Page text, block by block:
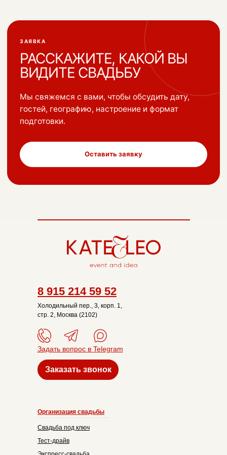
ЗАЯВКА
РАССКАЖИТЕ, КАКОЙ ВЫ
ВИДИТЕ СВАДЬБУ
Мы свяжемся с вами, чтобы обсудить дату,
гостей, географию, настроение и формат
подготовки.
Оставить заявку
8 915 214 59 52
Задать вопрос в Telegram
Свадьба под ключ
Заказать звонок
Тест-драйв
Холодильный пер., 3, корп. 1,
стр. 2, Москва (2102)
Организация свадьбы